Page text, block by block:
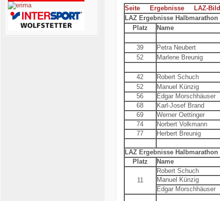
Seite Ergebnisse
LAZ-
LAZ Ergebnisse Halbmarathon
Platz
Name
39
Petra Neubert
52
Marlene Breunig
42
Robert Schuch
52
Manuel Künzig
56
Edgar Morschhäuser
68
Karl-Josef Brand
69
Werner Oettinger
74
Norbert Volkmann
77
Herbert Breunig
LAZ Ergebnisse
Platz
Name
11
Robert Schuch
Manuel Künzig
Edgar Morschhäuser